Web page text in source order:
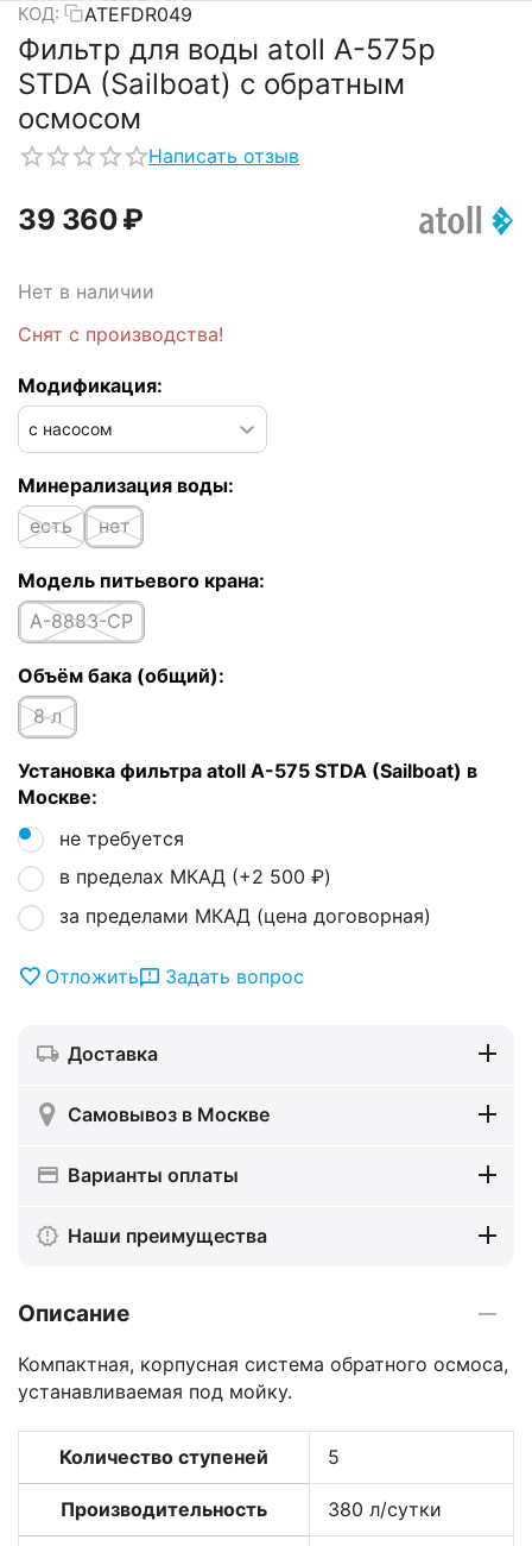
КОД: ATEFDR049
Фильтр для воды atoll A-575p
STDA (Sailboat) с обратным
осмосом
Написать отзыв
39 360₽
Нет в наличии
Снят с производства!
Модификация:
Минерализация воды:
есть
нет
Модель питьевого крана:
A-8883-CP
Объём бака (общий):
8 л
Установка фильтра atoll A-575 STDA (Sailboat) в
Москве:
не требуется
в пределах МКАД (+2 500 ₽)
за пределами МКАД (цена договорная)
Отложить Задать вопрос
Доставка
Самовывоз в Москве
Варианты оплаты
Наши преимущества
Описание
Компактная, корпусная система обратного осмоса,
устанавливаемая под мойку.
Количество ступеней 5
Производительность 380 л/сутки